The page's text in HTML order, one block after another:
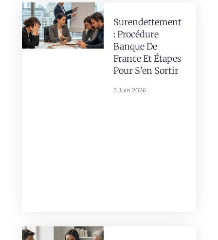
Surendettement
: Procédure
Banque De
France Et Étapes
Pour S’en Sortir
3 Juin 2026